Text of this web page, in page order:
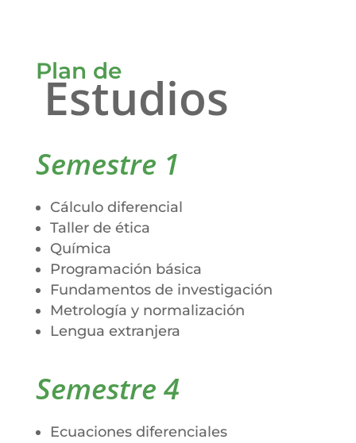
Plan de
Estudios
Semestre 1
Cálculo diferencial
Taller de ética
Química
Programación básica
Fundamentos de investigación
Metrología y normalización
Lengua extranjera
Semestre 4
Ecuaciones diferenciales